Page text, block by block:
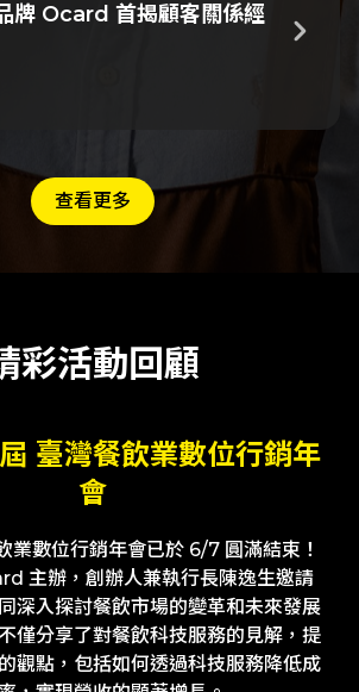
牌 Ocard 首揭顧客關係經
keyboard_arrow_right
查看更多
彩活動回顧
臺灣餐飲業數位行銷年
會
業數位行銷年會已於 6/7 圓滿結束！
主辦，創辦人兼執行長陳逸生邀請
深入探討餐飲市場的變革和未來發展
僅分享了對餐飲科技服務的見解，提
觀點，包括如何透過科技服務降低成